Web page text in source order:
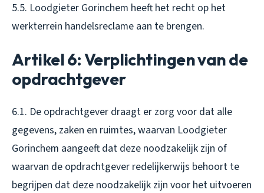
5.5. Loodgieter Gorinchem heeft het recht op het
werkterrein handelsreclame aan te brengen.
Artikel 6: Verplichtingen van de
opdrachtgever
6.1. De opdrachtgever draagt er zorg voor dat alle
gegevens, zaken en ruimtes, waarvan Loodgieter
Gorinchem aangeeft dat deze noodzakelijk zijn of
waarvan de opdrachtgever redelijkerwijs behoort te
begrijpen dat deze noodzakelijk zijn voor het uitvoeren